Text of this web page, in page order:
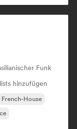
Funk
hinzufügen
French-House